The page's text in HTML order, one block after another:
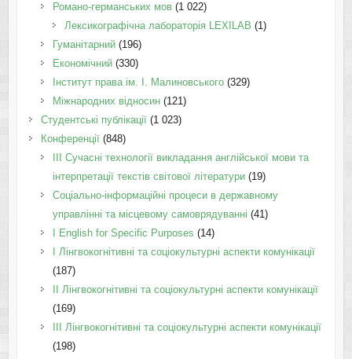
Романо-германських мов(1 022)
Лексикографічна лабораторія LEXILAB (1)
Гуманітарний(196)
Економічний(330)
Інститут права ім. І. Малиновського(329)
Міжнародних відносин(121)
Студентські публікації(1 023)
Конференції(848)
III Сучасні технології викладання англійської мови та
інтерпретації текстів світової літератури(19)
Соціально-інформаційні процеси в державному
управлінні та місцевому самоврядуванні (41)
І English for Specific Purposes (14)
I Лінгвокогнітивні та соціокультурні аспекти комунікації
(187)
IІ Лінгвокогнітивні та соціокультурні аспекти комунікації
(169)
IІI Лінгвокогнітивні та соціокультурні аспекти комунікації
(198)